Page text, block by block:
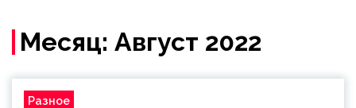
Месяц: Август 2022
Разное